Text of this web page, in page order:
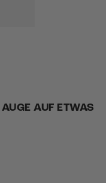
AUF ETWAS